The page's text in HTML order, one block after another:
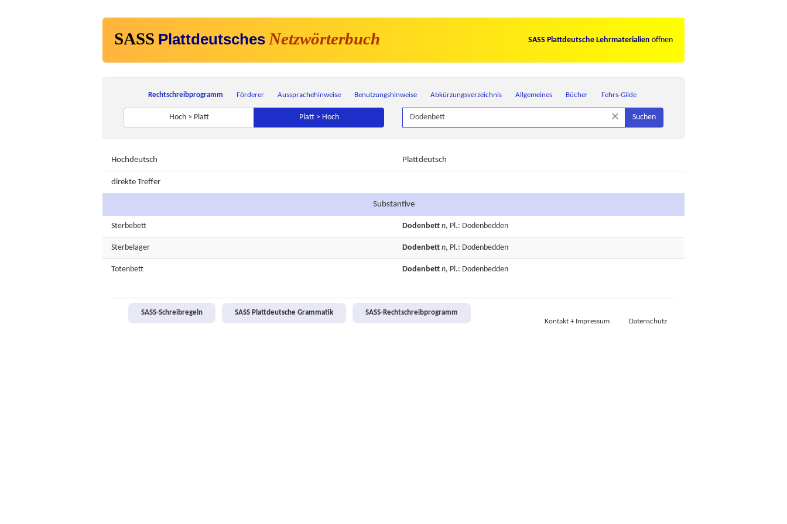
SASS Plattdeutsches Netzwörterbuch SASS Plattdeutsche Lehrmaterialien öffnen
Rechtschreibprogramm Förderer Aussprachehinweise Benutzungshinweise Abkürzungsverzeichnis Allgemeines Bücher Fehrs-Gilde
Hoch > Platt Platt > Hoch × Suchen
Hochdeutsch Plattdeutsch
direkte Treffer
Substantive
Sterbebett Dodenbett n, Pl.: Dodenbedden
Sterbelager Dodenbett n, Pl.: Dodenbedden
Totenbett Dodenbett n, Pl.: Dodenbedden
SASS-Schreibregeln SASS Plattdeutsche Grammatik
SASS-Rechtschreibprogramm
Kontakt + Impressum
Datenschutz